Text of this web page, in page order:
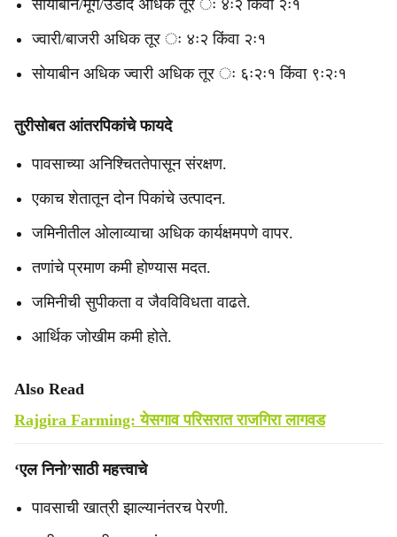
सोयाबीन/मूग/उडीद अधिक तूर ः ४ः२ किंवा २ः१
ज्वारी/बाजरी अधिक तूर ः ४ः२ किंवा २ः१
सोयाबीन अधिक ज्वारी अधिक तूर ः ६ः२ः१ किंवा ९ः२ः१
तुरीसोबत आंतरपिकांचे फायदे
पावसाच्या अनिश्चिततेपासून संरक्षण.
एकाच शेतातून दोन पिकांचे उत्पादन.
जमिनीतील ओलाव्याचा अधिक कार्यक्षमपणे वापर.
तणांचे प्रमाण कमी होण्यास मदत.
जमिनीची सुपीकता व जैवविविधता वाढते.
आर्थिक जोखीम कमी होते.
Also Read
Rajgira Farming: येसगाव परिसरात राजगिरा लागवड
‘एल निनो’साठी महत्त्वाचे
पावसाची खात्री झाल्यानंतरच पेरणी.